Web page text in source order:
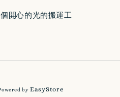
開心的光的搬運工
byEasyStore